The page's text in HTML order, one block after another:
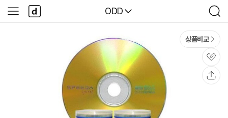
다나와
ODD
검
색
사
이
다
나
와
상품비교
관
심